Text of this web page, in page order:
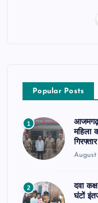
Popular Posts
1
आजमगढ़
महिला
गिरफ्तार
2
दवा
घंटों